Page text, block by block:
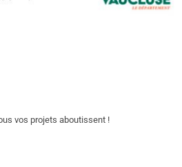
vos projets aboutissent !